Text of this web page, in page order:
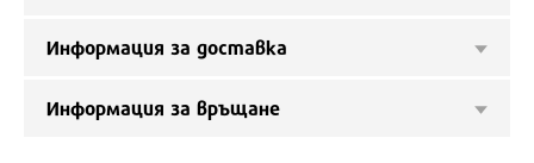
Информация за доставка
Информация за връщане